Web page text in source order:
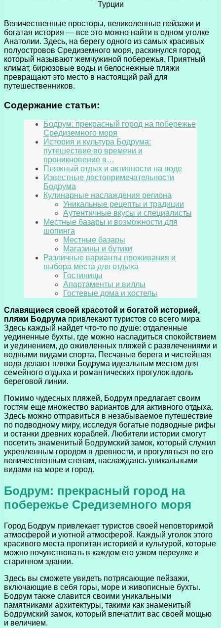
Величественные просторы, великолепные пейзажи и
богатая история — все это можно найти в одном уголке
Анатолии. Здесь, на берегу одного из самых красивых
полуостровов Средиземного моря, раскинулся город,
который называют жемчужиной побережья. Приятный
климат, бирюзовые воды и белоснежные пляжи
превращают это место в настоящий рай для
путешественников.
Содержание статьи:
Бодрум: прекрасный город на побережье
Средиземного моря
История и культура Бодрума:
путешествие во времени и
проникновение в…
Пляжный отдых и активности на воде
Известные достопримечательности
Бодрума
Кулинарные наслаждения региона
Уникальные рецепты и традиции
Аутентичные вкусы и специалисты
Местные базары и возможности для
шопинга
Местные базары
Магазины и бутики
Различные варианты проживания и
выбора места для отдыха
Гостиницы
Апартаменты и виллы
Гостевые дома и хостелы
Славящиеся своей красотой и богатой историей,
пляжи Бодрума привлекают туристов со всего мира.
Здесь каждый найдет что-то по душе: отдаленные
уединенные бухты, где можно насладиться спокойствием
и уединением, до оживленных пляжей с развлечениями и
водными видами спорта. Песчаные берега и чистейшая
вода делают пляжи Бодрума идеальным местом для
семейного отдыха и романтических прогулок вдоль
береговой линии.
Помимо чудесных пляжей, Бодрум предлагает своим
гостям еще множество вариантов для активного отдыха.
Здесь можно отправиться в незабываемое путешествие
по подводному миру, исследуя богатые подводные рифы
и останки древних кораблей. Любители истории смогут
посетить знаменитый Бодрумский замок, который служил
укрепленным городом в древности, и прогуляться по его
величественным стенам, наслаждаясь уникальными
видами на море и город.
Бодрум: прекрасный город на
побережье Средиземного моря
Город Бодрум привлекает туристов своей неповторимой
атмосферой и уютной атмосферой. Каждый уголок этого
красивого места пропитан историей и культурой, которые
можно почувствовать в каждом его узком переулке и
старинном здании.
Здесь вы сможете увидеть потрясающие пейзажи,
включающие в себя горы, море и живописные бухты.
Бодрум также славится своими уникальными
памятниками архитектуры, такими как знаменитый
Бодрумский замок, который впечатлит вас своей мощью
и величием.